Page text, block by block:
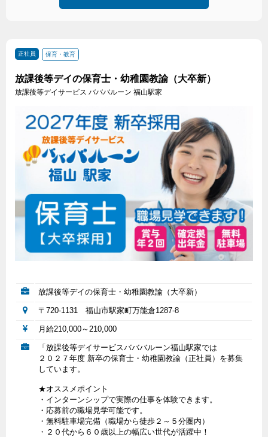
正社員 保育・教育
放課後等デイの保育士・幼稚園教諭（大卒新）
放課後等デイサービス バババルーン 福山駅家
放課後等デイの保育士・幼稚園教諭（大卒新）
〒720-1131 福山市駅家町万能倉1287-8
月給210,000～210,000
「放課後等デイサービスバババルーン福山駅家では
２０２７年度 新卒の保育士・幼稚園教諭（正社員）を募集
しています。
★オススメポイント
・インターンシップで実際の仕事を体験できます。
・応募前の職場見学可能です。
・無料駐車場完備（職場から徒歩２～５分圏内）
・２０代から６０歳以上の幅広い世代が活躍中！